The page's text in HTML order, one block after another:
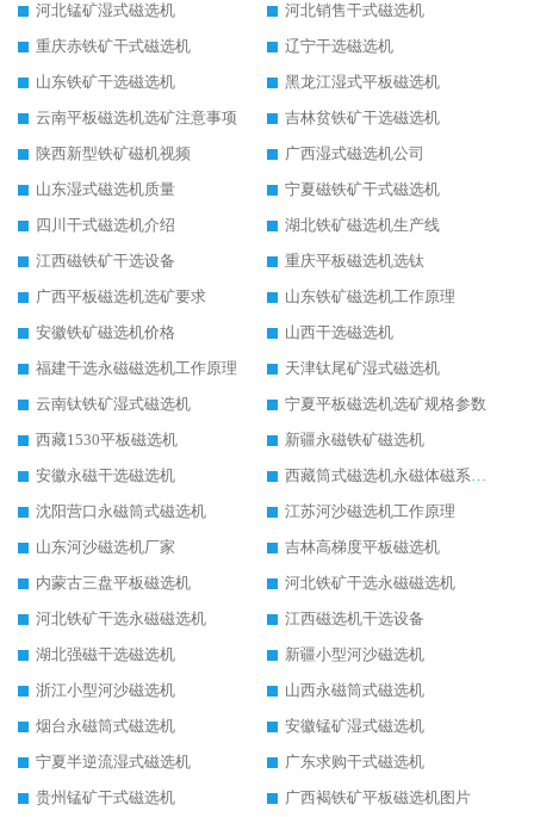
河北锰矿湿式磁选机
河北销售干式磁选机
重庆赤铁矿干式磁选机
辽宁干选磁选机
山东铁矿干选磁选机
黑龙江湿式平板磁选机
云南平板磁选机选矿注意事项
吉林贫铁矿干选磁选机
陕西新型铁矿磁机视频
广西湿式磁选机公司
山东湿式磁选机质量
宁夏磁铁矿干式磁选机
四川干式磁选机介绍
湖北铁矿磁选机生产线
江西磁铁矿干选设备
重庆平板磁选机选钛
广西平板磁选机选矿要求
山东铁矿磁选机工作原理
安徽铁矿磁选机价格
山西干选磁选机
福建干选永磁磁选机工作原理
天津钛尾矿湿式磁选机
云南钛铁矿湿式磁选机
宁夏平板磁选机选矿规格参数
西藏1530平板磁选机
新疆永磁铁矿磁选机
安徽永磁干选磁选机
西藏筒式磁选机永磁体磁系设计
沈阳营口永磁筒式磁选机
江苏河沙磁选机工作原理
山东河沙磁选机厂家
吉林高梯度平板磁选机
内蒙古三盘平板磁选机
河北铁矿干选永磁磁选机
河北铁矿干选永磁磁选机
江西磁选机干选设备
湖北强磁干选磁选机
新疆小型河沙磁选机
浙江小型河沙磁选机
山西永磁筒式磁选机
烟台永磁筒式磁选机
安徽锰矿湿式磁选机
宁夏半逆流湿式磁选机
广东求购干式磁选机
贵州锰矿干式磁选机
广西褐铁矿平板磁选机图片